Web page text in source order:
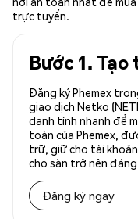
trực tuyến.
Bước 1.
Đăng ký Phemex
giao dịch Netko
danh tính nhanh để
toàn của Phemex,
trữ, giữ cho tài
cho sàn trở nên
Đăng ký ngay